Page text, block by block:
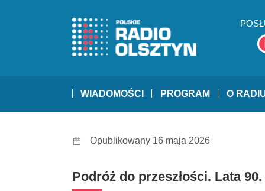
WIADOMOŚCI PROGRAM O
Opublikowany 16 maja 2026
Podróż do przeszłości. Lata